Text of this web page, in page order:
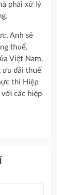
phải xử lý
Anh sẽ
thuế,
Việt Nam.
ưu đãi thuế
thi Hiệp
với các hiệp